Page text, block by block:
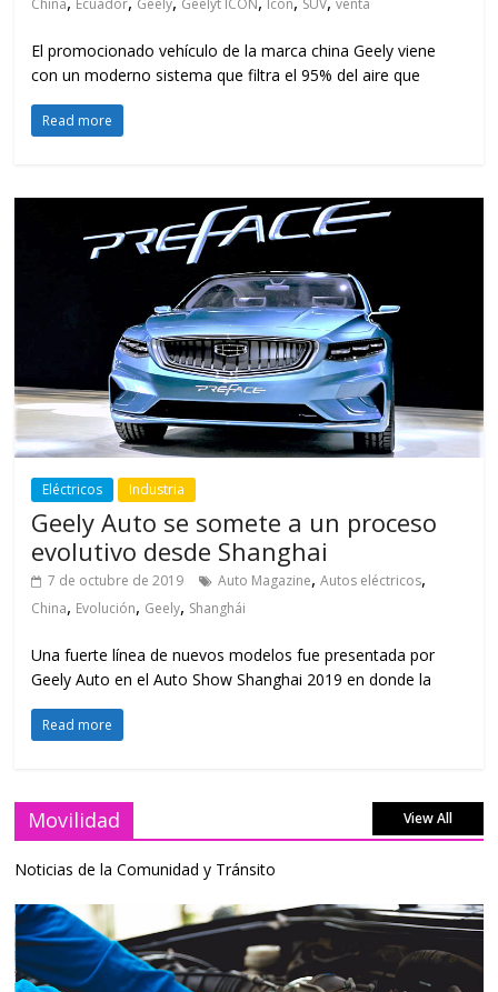
El promocionado vehículo de la marca china Geely viene
con un moderno sistema que filtra el 95% del aire que
Read more
Eléctricos Industria
Geely Auto se somete a un proceso
evolutivo desde Shanghai
7 de octubre de 2019 Auto Magazine,Autos eléctricos,
China, Evolución, Geely, Shanghái
Una fuerte línea de nuevos modelos fue presentada por
Geely Auto en el Auto Show Shanghai 2019 en donde la
Read more
Movilidad View All
Noticias de la Comunidad y Tránsito